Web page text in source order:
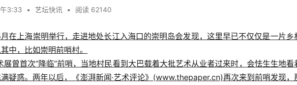
3:33 • 艺坛快讯 • 阅读 62140
在上海崇明举行，走进地处长江入海口的崇明岛会发现，这里早已不仅仅是一片乡
中，比如崇明前哨村。
曾首次“降临”前哨，当地村民看到大巴载着大批艺术从业者过来时，会怯生生地看
疑惑。两年以后，《澎湃新闻·艺术评论》(www.thepaper.cn)再次来到前哨发现，